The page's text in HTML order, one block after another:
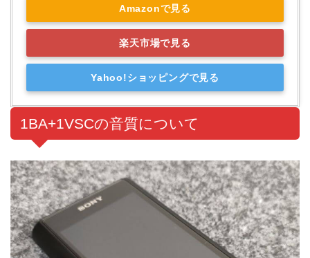
Amazonで見る
楽天市場で見る
Yahoo!ショッピングで見る
1BA+1VSCの音質について